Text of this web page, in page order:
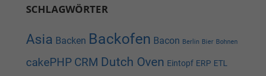
SCHLAGWÖRTER
Asia Backen Backofen Bacon Berlin Bier Bohnen
cakePHP CRM Dutch Oven Eintopf ERP ETL